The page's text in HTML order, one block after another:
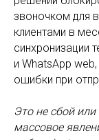
звоночком для
клиентами в
синхронизации
и WhatsApp
ошибки при
Это не сбой
массовое